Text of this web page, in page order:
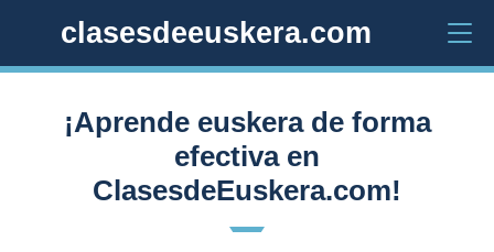
clasesdeeuskera.com
¡Aprende euskera de forma
efectiva en
ClasesdeEuskera.com!